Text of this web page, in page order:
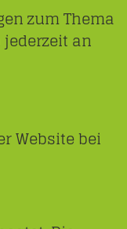
zum Thema
an
Website bei